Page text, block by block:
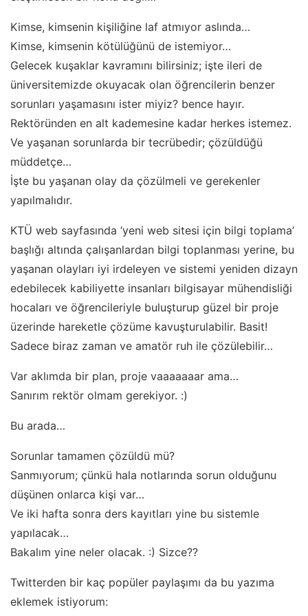
Kimse, kimsenin kişiliğine laf atmıyor aslında…
Kimse, kimsenin kötülüğünü de istemiyor…
Gelecek kuşaklar kavramını bilirsiniz; işte ileri de
üniversitemizde okuyacak olan öğrencilerin benzer
sorunları yaşamasını ister miyiz? bence hayır.
Rektöründen en alt kademesine kadar herkes istemez.
Ve yaşanan sorunlarda bir tecrübedir; çözüldüğü
müddetçe…
İşte bu yaşanan olay da çözülmeli ve gerekenler
yapılmalıdır.
KTÜ web sayfasında ‘yeni web sitesi için bilgi toplama’
başlığı altında çalışanlardan bilgi toplanması yerine, bu
yaşanan olayları iyi irdeleyen ve sistemi yeniden dizayn
edebilecek kabiliyette insanları bilgisayar mühendisliği
hocaları ve öğrencileriyle buluşturup güzel bir proje
üzerinde hareketle çözüme kavuşturulabilir. Basit!
Sadece biraz zaman ve amatör ruh ile çözülebilir…
Var aklımda bir plan, proje vaaaaaaar ama…
Sanırım rektör olmam gerekiyor. :)
Bu arada…
Sorunlar tamamen çözüldü mü?
Sanmıyorum; çünkü hala notlarında sorun olduğunu
düşünen onlarca kişi var…
Ve iki hafta sonra ders kayıtları yine bu sistemle
yapılacak…
Bakalım yine neler olacak. :) Sizce??
Twitterden bir kaç popüler paylaşımı da bu yazıma
eklemek istiyorum: